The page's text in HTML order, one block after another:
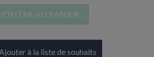
AU PANIER
Ajouter à la liste de souhaits